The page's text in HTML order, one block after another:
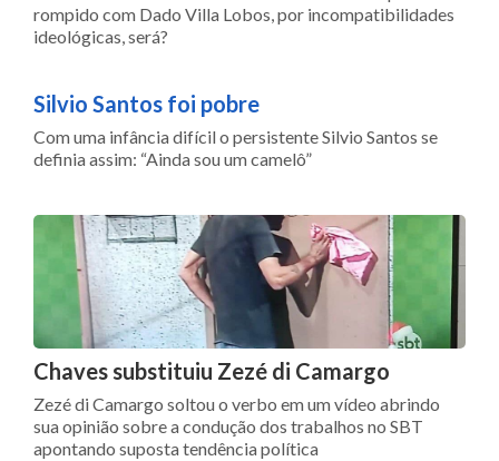
rompido com Dado Villa Lobos, por incompatibilidades
ideológicas, será?
Silvio Santos foi pobre
Com uma infância difícil o persistente Silvio Santos se
definia assim: “Ainda sou um camelô”
Chaves substituiu Zezé di Camargo
Zezé di Camargo soltou o verbo em um vídeo abrindo
sua opinião sobre a condução dos trabalhos no SBT
apontando suposta tendência política